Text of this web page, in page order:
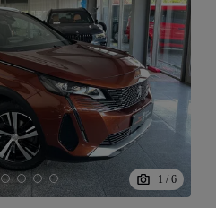
1 / 6